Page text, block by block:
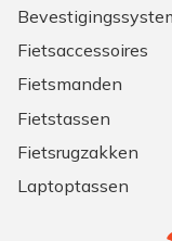
Fietsaccessoires
Fietsmanden
Fietstassen
Fietsrugzakken
Laptoptassen